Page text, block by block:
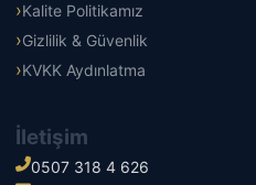
Kalite Politikamız
Gizlilik & Güvenlik
KVKK Aydınlatma
İletişim
0507 318 4 626